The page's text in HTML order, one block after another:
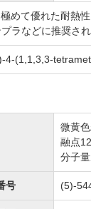
めて優れた耐熱
ラなどに推奨され
4-(1,1,3,3-
微黄
融点
分子
号 (5)-